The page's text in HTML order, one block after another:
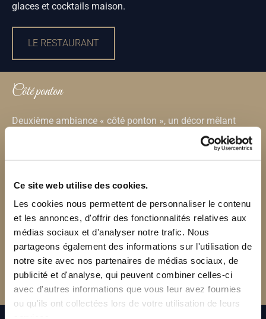
Ce site web utilise des cookies.
Les cookies nous permettent de personnaliser le contenu
et les annonces, d'offrir des fonctionnalités relatives aux
médias sociaux et d'analyser notre trafic. Nous
partageons également des informations sur l'utilisation de
notre site avec nos partenaires de médias sociaux, de
publicité et d'analyse, qui peuvent combiner celles-ci
avec d'autres informations que vous leur avez fournies
ou qu'ils ont collectées lors de votre utilisation de leurs
glaces et cocktails maison.
LE RESTAURANT
Côté ponton
Deuxième ambiance « côté ponton », un décor mêlant
charme et romantisme prolongé d’un ponton ancré dans
où les plats sont une invitation au voyage.
Ambiance cosy dans un petit coin de paradis dans lequel
vous viendrez vous réfugier pour admirer les magnifiques
couchers du sud-ouest de l’île de beauté.